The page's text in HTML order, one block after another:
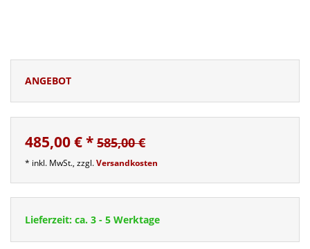
ANGEBOT
485,00 €* 585,00 €
* inkl. MwSt., zzgl.Versandkosten
Lieferzeit: ca. 3 - 5 Werktage